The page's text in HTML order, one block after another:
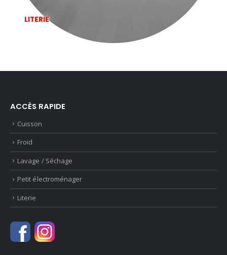
LITERIE
ACCÈS RAPIDE
Cuisson
Froid
Lavage / Séchage
Petit électroménager
Literie